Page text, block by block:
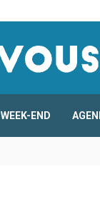
WEEK-END